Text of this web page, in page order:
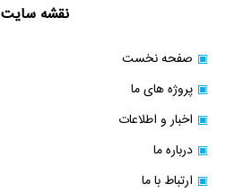
نقشه سایت
صفحه نخست
پروژه های ما
اخبار و اطلاعات
درباره ما
ارتباط با ما